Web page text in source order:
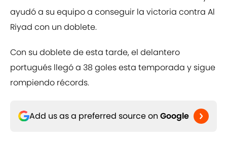
ayudó a su equipo a conseguir la victoria contra Al
Riyad con un doblete.
Con su doblete de esta tarde, el delantero
portugués llegó a 38 goles esta temporada y sigue
rompiendo récords.
Add us as a preferred source on Google